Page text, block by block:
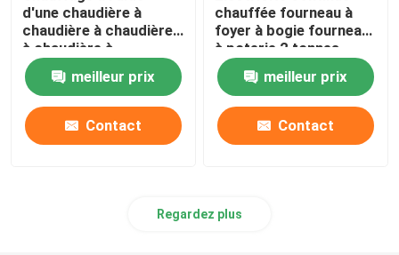
d'une chaudière à
chaudière à chaudière
à chaudière à
chaudière
meilleur prix
Contact
chauffée fourneau à
foyer à bogie fourneau
à poterie 2 tonnes
meilleur prix
Contact
Regardez plus